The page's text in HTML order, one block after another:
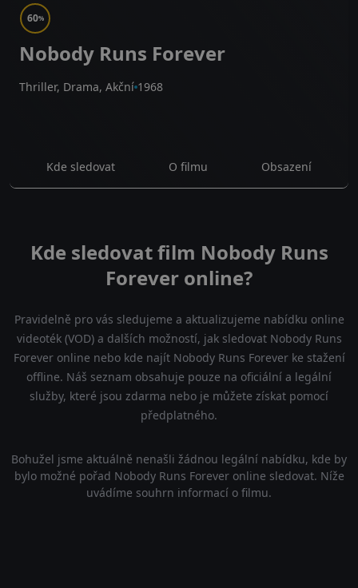
60%
Nobody Runs Forever
Thriller, Drama, Akční 1968
Kde sledovat O filmu Obsazení
Kde sledovat film Nobody Runs
Forever online?
Pravidelně pro vás sledujeme a aktualizujeme nabídku online
videoték (VOD) a dalších možností, jak sledovat Nobody Runs
Forever online nebo kde najít Nobody Runs Forever ke stažení
offline. Náš seznam obsahuje pouze na oficiální a legální
služby, které jsou zdarma nebo je můžete získat pomocí
předplatného.
Bohužel jsme aktuálně nenašli žádnou legální nabídku, kde by
bylo možné pořad Nobody Runs Forever online sledovat. Níže
uvádíme souhrn informací o filmu.